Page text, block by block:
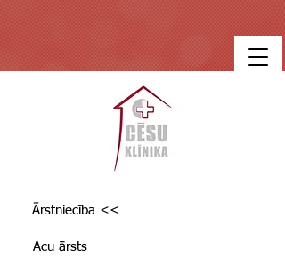
Ārstniecība <<
Acu ārsts